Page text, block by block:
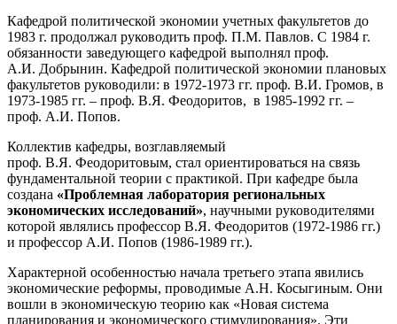
Кафедрой политической экономии учетных факультетов до
1983 г. продолжал руководить проф. П.М. Павлов. С 1984 г.
обязанности заведующего кафедрой выполнял проф.
А.И. Добрынин. Кафедрой политической экономии плановых
факультетов руководили: в 1972-1973 гг. проф. В.И. Громов, в
1973-1985 гг. – проф. В.Я. Феодоритов, в 1985-1992 гг. –
проф. А.И. Попов.
Коллектив кафедры, возглавляемый
проф. В.Я. Феодоритовым, стал ориентироваться на связь
фундаментальной теории с практикой. При кафедре была
создана «Проблемная лаборатория региональных
экономических исследований», научными руководителями
которой являлись профессор В.Я. Феодоритов (1972-1986 гг.)
и профессор А.И. Попов (1986-1989 гг.).
Характерной особенностью начала третьего этапа явились
экономические реформы, проводимые А.Н. Косыгиным. Они
вошли в экономическую теорию как «Новая система
планирования и экономического стимулирования». Эти